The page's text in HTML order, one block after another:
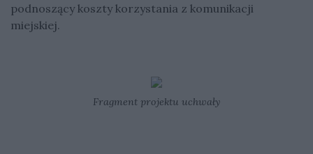
podnoszący koszty korzystania z komunikacji
miejskiej.
Fragment projektu uchwały